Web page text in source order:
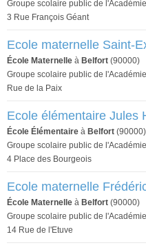
Groupe scolaire public de
3 Rue François Géant
Ecole maternelle Saint-
École Maternelle à Belfort (90000)
Groupe scolaire public de
Rue de la Paix
Ecole élémentaire Jules
École Élémentaire à Belfort (90000)
Groupe scolaire public de
4 Place des Bourgeois
Ecole maternelle
École Maternelle à Belfort (90000)
Groupe scolaire public de
14 Rue de l'Etuve